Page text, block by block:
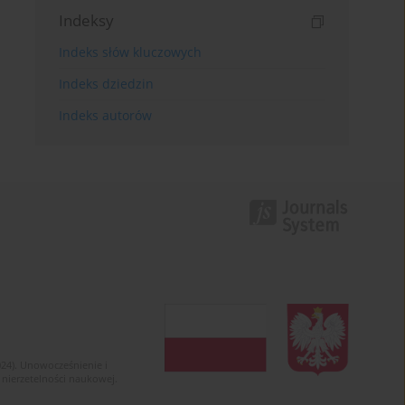
Indeksy
Indeks słów kluczowych
Indeks dziedzin
Indeks autorów